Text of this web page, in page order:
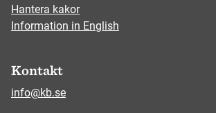
Hantera kakor
Information in English
Kontakt
info@kb.se